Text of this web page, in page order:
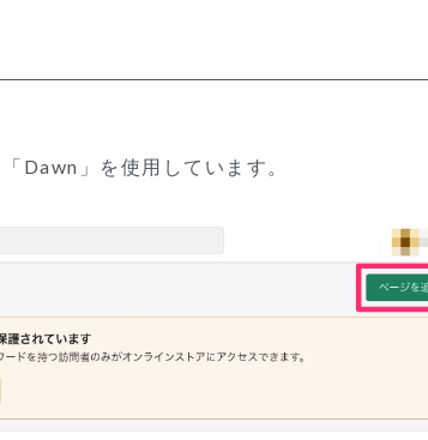
Dawn」を使用しています。